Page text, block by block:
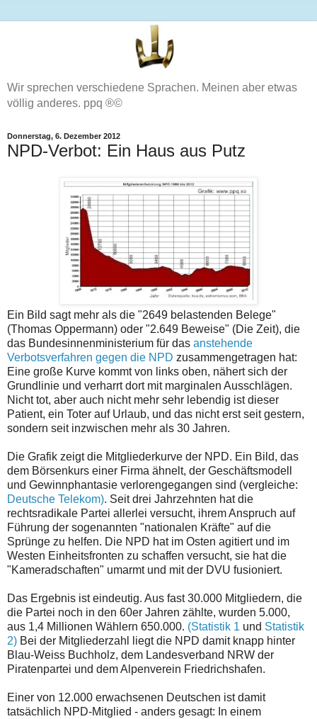
Wir sprechen verschiedene Sprachen. Meinen aber etwas
völlig anderes. ppq ®©
Donnerstag, 6. Dezember 2012
NPD-Verbot: Ein Haus aus Putz
Ein Bild sagt mehr als die "2649 belastenden Belege"
(Thomas Oppermann) oder "2.649 Beweise" (Die Zeit), die
das Bundesinnenministerium für das anstehende
Verbotsverfahren gegen die NPD zusammengetragen hat:
Eine große Kurve kommt von links oben, nähert sich der
Grundlinie und verharrt dort mit marginalen Ausschlägen.
Nicht tot, aber auch nicht mehr sehr lebendig ist dieser
Patient, ein Toter auf Urlaub, und das nicht erst seit gestern,
sondern seit inzwischen mehr als 30 Jahren.
Die Grafik zeigt die Mitgliederkurve der NPD. Ein Bild, das
dem Börsenkurs einer Firma ähnelt, der Geschäftsmodell
und Gewinnphantasie verlorengegangen sind (vergleiche:
Deutsche Telekom). Seit drei Jahrzehnten hat die
rechtsradikale Partei allerlei versucht, ihrem Anspruch auf
Führung der sogenannten "nationalen Kräfte" auf die
Sprünge zu helfen. Die NPD hat im Osten agitiert und im
Westen Einheitsfronten zu schaffen versucht, sie hat die
"Kameradschaften" umarmt und mit der DVU fusioniert.
Das Ergebnis ist eindeutig. Aus fast 30.000 Mitgliedern, die
die Partei noch in den 60er Jahren zählte, wurden 5.000,
aus 1,4 Millionen Wählern 650.000. (Statistik 1 und Statistik
2) Bei der Mitgliederzahl liegt die NPD damit knapp hinter
Blau-Weiss Buchholz, dem Landesverband NRW der
Piratenpartei und dem Alpenverein Friedrichshafen.
Einer von 12.000 erwachsenen Deutschen ist damit
tatsächlich NPD-Mitglied - anders gesagt: In einem